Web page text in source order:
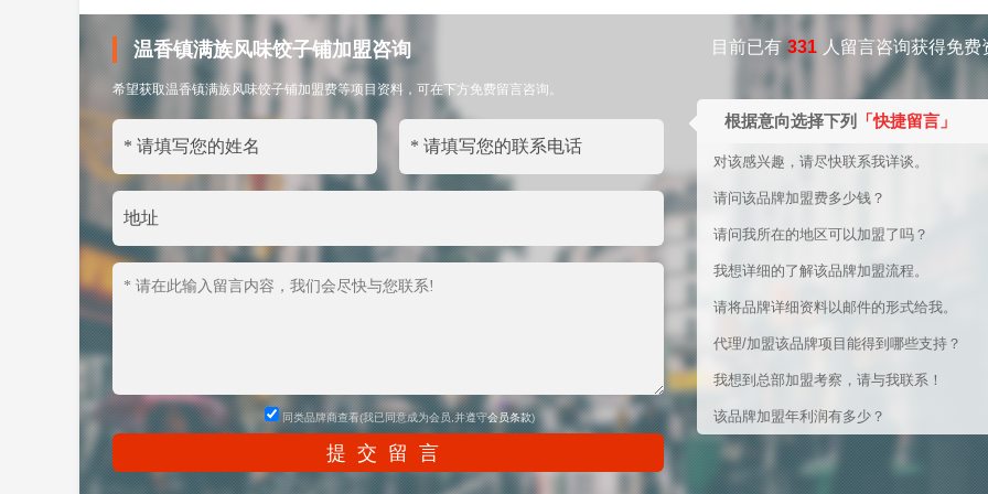
温香镇满族风味饺子铺加盟咨询 目前已有 331 人留言咨询获得免费
希望获取温香镇满族风味饺子铺加盟费等项目资料，可在下方免费留言咨询。
同类品牌商查看(我已同意成为会员,并遵守会员条款)
根据意向选择下列 「快捷留言」
对该感兴趣，请尽快联系我详谈。
请问该品牌加盟费多少钱？
请问我所在的地区可以加盟了吗？
我想详细的了解该品牌加盟流程。
请将品牌详细资料以邮件的形式给我。
代理/加盟该品牌项目能得到哪些支持？
我想到总部加盟考察，请与我联系！
该品牌加盟年利润有多少？